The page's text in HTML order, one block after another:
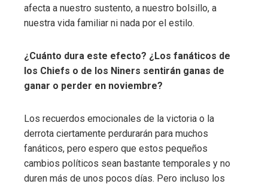
afecta a nuestro sustento, a nuestro bolsillo, a
nuestra vida familiar ni nada por el estilo.
¿Cuánto dura este efecto? ¿Los fanáticos de
los Chiefs o de los Niners sentirán ganas de
ganar o perder en noviembre?
Los recuerdos emocionales de la victoria o la
derrota ciertamente perdurarán para muchos
fanáticos, pero espero que estos pequeños
cambios políticos sean bastante temporales y no
duren más de unos pocos días. Pero incluso los